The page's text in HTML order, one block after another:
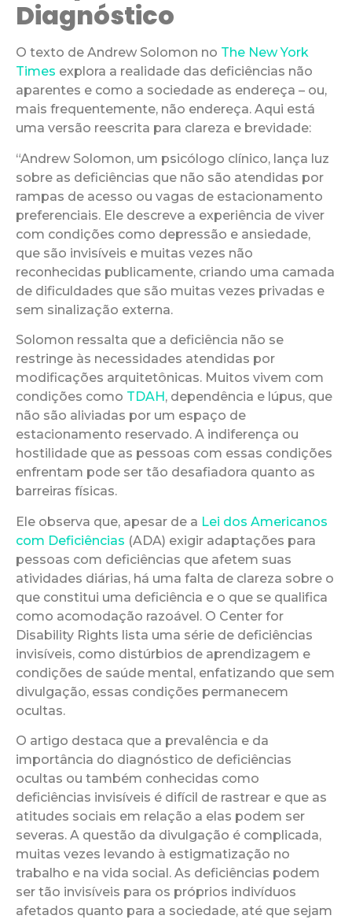
Diagnóstico
O texto de Andrew Solomon no The New York
Times explora a realidade das deficiências não
aparentes e como a sociedade as endereça – ou,
mais frequentemente, não endereça. Aqui está
uma versão reescrita para clareza e brevidade:
“Andrew Solomon, um psicólogo clínico, lança luz
sobre as deficiências que não são atendidas por
rampas de acesso ou vagas de estacionamento
preferenciais. Ele descreve a experiência de viver
com condições como depressão e ansiedade,
que são invisíveis e muitas vezes não
reconhecidas publicamente, criando uma camada
de dificuldades que são muitas vezes privadas e
sem sinalização externa.
Solomon ressalta que a deficiência não se
restringe às necessidades atendidas por
modificações arquitetônicas. Muitos vivem com
condições como TDAH, dependência e lúpus, que
não são aliviadas por um espaço de
estacionamento reservado. A indiferença ou
hostilidade que as pessoas com essas condições
enfrentam pode ser tão desafiadora quanto as
barreiras físicas.
Ele observa que, apesar de a Lei dos Americanos
com Deficiências (ADA) exigir adaptações para
pessoas com deficiências que afetem suas
atividades diárias, há uma falta de clareza sobre o
que constitui uma deficiência e o que se qualifica
como acomodação razoável. O Center for
Disability Rights lista uma série de deficiências
invisíveis, como distúrbios de aprendizagem e
condições de saúde mental, enfatizando que sem
divulgação, essas condições permanecem
ocultas.
O artigo destaca que a prevalência e da
importância do diagnóstico de deficiências
ocultas ou também conhecidas como
deficiências invisíveis é difícil de rastrear e que as
atitudes sociais em relação a elas podem ser
severas. A questão da divulgação é complicada,
muitas vezes levando à estigmatização no
trabalho e na vida social. As deficiências podem
ser tão invisíveis para os próprios indivíduos
afetados quanto para a sociedade, até que sejam